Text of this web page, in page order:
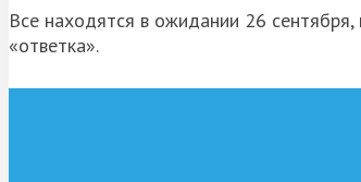
Все находятся в ожидании 26
«ответка».